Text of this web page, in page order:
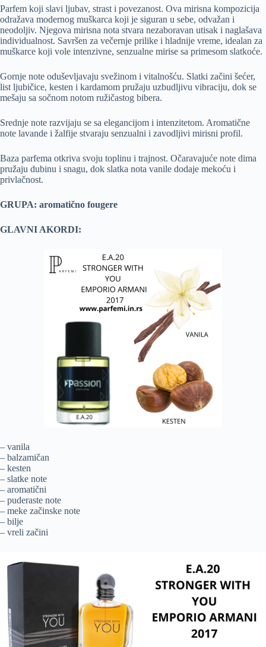
Parfem koji slavi ljubav, strast i povezanost. Ova mirisna kompozicija
odražava modernog muškarca koji je siguran u sebe, odvažan i
neodoljiv. Njegova mirisna nota stvara nezaboravan utisak i naglašava
individualnost. Savršen za večernje prilike i hladnije vreme, idealan za
muškarce koji vole intenzivne, senzualne mirise sa primesom slatkoće.
Gornje note oduševljavaju svežinom i vitalnošću. Slatki začini šećer,
list ljubičice, kesten i kardamom pružaju uzbudljivu vibraciju, dok se
mešaju sa sočnom notom ružičastog bibera.
Srednje note razvijaju se sa elegancijom i intenzitetom. Aromatične
note lavande i žalfije stvaraju senzualni i zavodljivi mirisni profil.
Baza parfema otkriva svoju toplinu i trajnost. Očaravajuće note dima
pružaju dubinu i snagu, dok slatka nota vanile dodaje mekoću i
privlačnost.
GRUPA: aromatično fougere
GLAVNI AKORDI:
– vanila
– balzamičan
– kesten
– slatke note
– aromatični
– puderaste note
– meke začinske note
– bilje
– vreli začini